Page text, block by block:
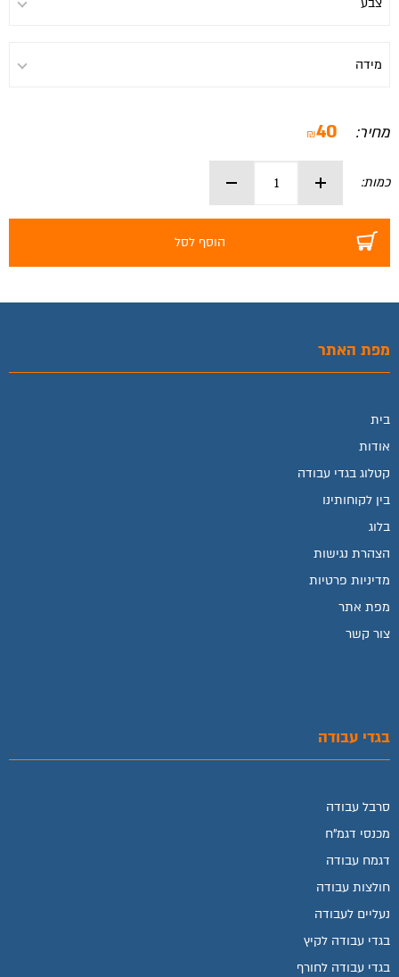
מחיר: 40
₪
כמות:
הוסף לסל
מפת האתר
בית
אודות
קטלוג בגדי עבודה
בין לקוחותינו
בלוג
הצהרת נגישות
מדיניות פרטיות
מפת אתר
צור קשר
בגדי עבודה
סרבל עבודה
מכנסי דגמ"ח
דגמח עבודה
חולצות עבודה
נעליים לעבודה
בגדי עבודה לקיץ
בגדי עבודה לחורף